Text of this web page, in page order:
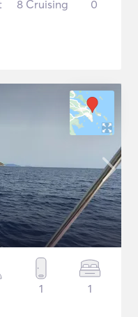
8 Cruising 0
1 1